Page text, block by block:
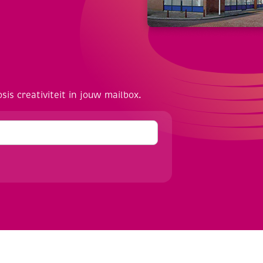
creativiteit in jouw mailbox.